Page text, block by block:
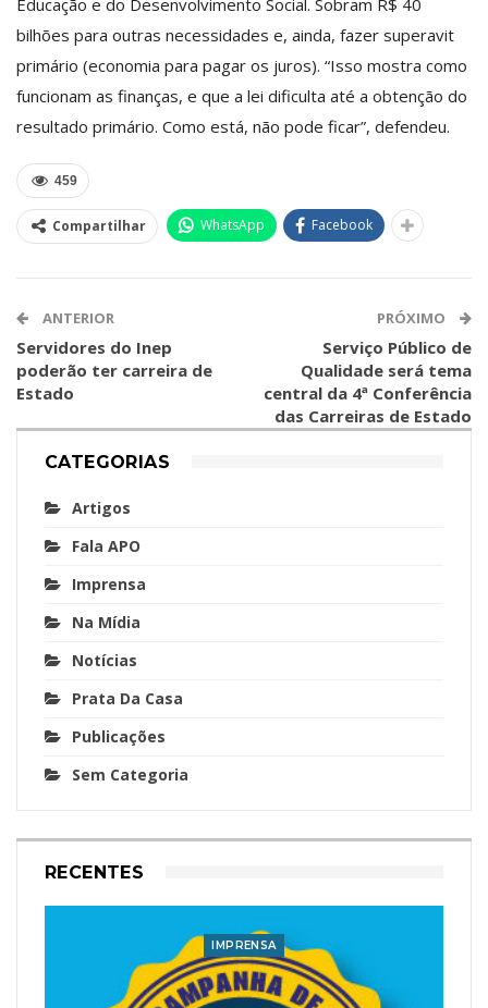
bilhões para outras necessidades e, ainda, fazer superavit
primário (economia para pagar os juros). “Isso mostra como
funcionam as finanças, e que a lei dificulta até a obtenção do
resultado primário. Como está, não pode ficar”, defendeu.
459
Compartilhar WhatsApp Facebook
ANTERIOR
Servidores do Inep
poderão ter carreira de
Estado
PRÓXIMO
Serviço Público de
Qualidade será tema
central da 4ª Conferência
das Carreiras de Estado
CATEGORIAS
Artigos
Fala APO
Imprensa
Na Mídia
Notícias
Prata Da Casa
Publicações
Sem Categoria
RECENTES
IMPRENSA